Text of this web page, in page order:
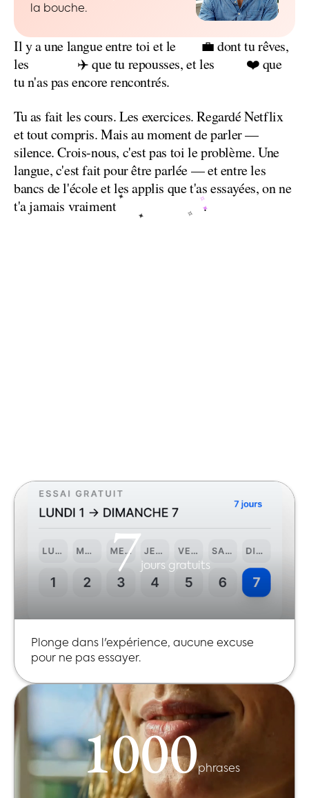
la bouche.
Ilyaunelangueentretoietle 💼dontturêves,
les
✈️ queturepousses,etles ❤️que
tun'aspasencorerencontrés.
Tuas faitlescours.Les exercices.RegardéNetflix
ettoutcompris.Maisaumomentdeparler—
silence. Crois-nous, c'estpas toileproblème.Une
langue,c'estfaitpourêtreparlée—etentreles
bancs del'écoleetles applis quet'asessayées,onne
t'ajamais vraiment parole
✦ ✧
✦ ✧
✦
.
7jours gratuits
Plonge dans l'expérience, aucune excuse
pour ne pas essayer.
1000phrases